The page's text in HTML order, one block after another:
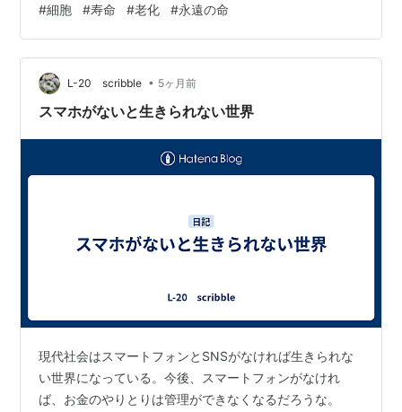
です。お金もこんなに増えればよいのにね。 そうしてで
きた、体のパーツ、容易に想像がつくように、ずうっと
同じではなく、随時更新されています。自動車を擦って
しまったらその傷なおりませんが、人間の身体はちょっ
と皮膚を怪我したくらいでもすぐ治りますよね。小指切
#細胞 #寿命 #老化 #永遠の命
L-20 scribble • 5ヶ月前
スマホがないと生きられない世界
現代社会はスマートフォンとSNSがなければ生きられな
い世界になっている。今後、スマートフォンがなけれ
ば、お金のやりとりは管理ができなくなるだろうな。